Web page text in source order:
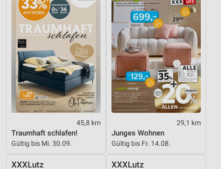
45,8 km
Traumhaft schlafen!
Gültig bis Mi. 30.09.
29,1 km
Junges Wohnen
Gültig bis Fr. 14.08.
XXXLutz XXXLutz